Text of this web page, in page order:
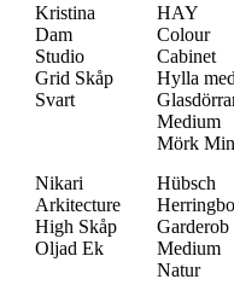
Kristina
Dam
Studio
Grid Skåp
Svart
HAY
Colour
Cabinet
Hylla
Medium
Mörk
Nikari
Arkitecture
High Skåp
Oljad Ek
Hübsch
Garderob
Medium
Natur